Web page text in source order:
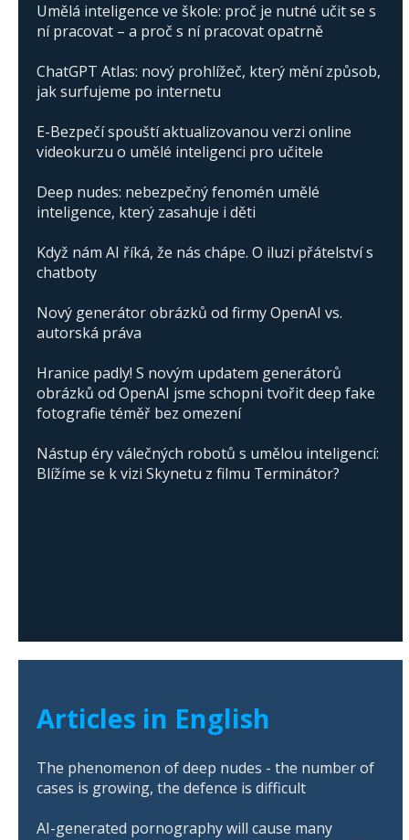
Umělá inteligence ve škole: proč je nutné učit se s
ní pracovat – a proč s ní pracovat opatrně
ChatGPT Atlas: nový prohlížeč, který mění způsob,
jak surfujeme po internetu
E-Bezpečí spouští aktualizovanou verzi online
videokurzu o umělé inteligenci pro učitele
Deep nudes: nebezpečný fenomén umělé
inteligence, který zasahuje i děti
Když nám AI říká, že nás chápe. O iluzi přátelství s
chatboty
Nový generátor obrázků od firmy OpenAI vs.
autorská práva
Hranice padly! S novým updatem generátorů
obrázků od OpenAI jsme schopni tvořit deep fake
fotografie téměř bez omezení
Nástup éry válečných robotů s umělou inteligencí:
Blížíme se k vizi Skynetu z filmu Terminátor?
Articles in English
The phenomenon of deep nudes - the number of
cases is growing, the defence is difficult
AI-generated pornography will cause many